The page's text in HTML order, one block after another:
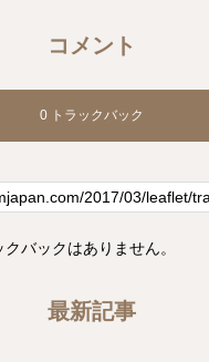
コメント
0 トラックバック
バックはありません。
最新記事